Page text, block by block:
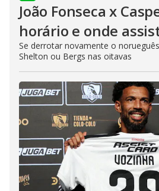
João Fonseca x
horário e onde
Se derrotar novamente o
Shelton ou Bergs nas oitavas